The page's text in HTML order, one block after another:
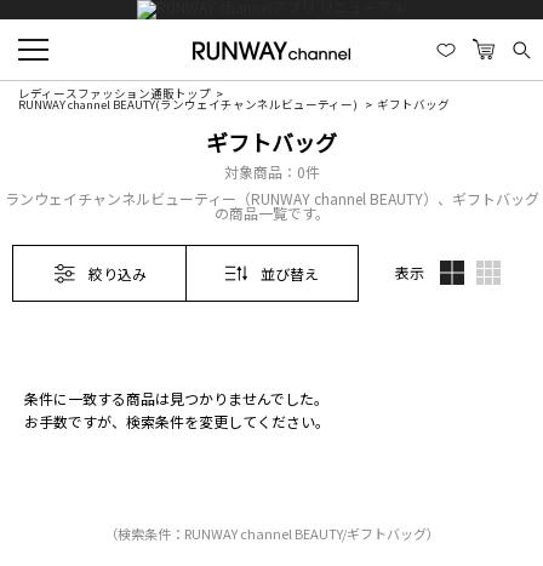
レディースファッション通販トップ
RUNWAY channel BEAUTY(ランウェイチャンネルビューティー) ギフトバッグ
ギフトバッグ
対象商品： 0件
ランウェイチャンネルビューティー（RUNWAY channel BEAUTY）、ギフトバッグ
の商品一覧です。
絞り込み 並び替え 表示
条件に一致する商品は見つかりませんでした。
お手数ですが、検索条件を変更してください。
（検索条件：RUNWAY channel BEAUTY/ギフトバッグ）